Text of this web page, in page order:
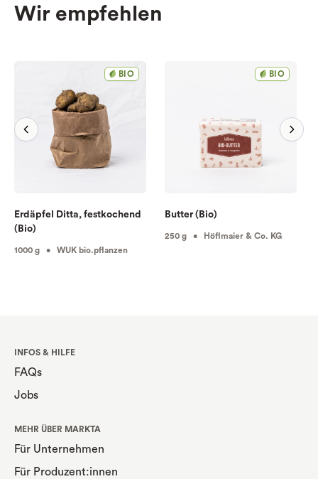
Wir empfehlen
BIO
Erdäpfel Ditta, festkochend
(Bio)
1000 g • WUK bio.pflanzen
BIO
Butter (Bio)
250 g • Höflmaier & Co. KG
INFOS & HILFE
FAQs
Jobs
MEHR ÜBER MARKTA
Für Unternehmen
Für Produzent:innen